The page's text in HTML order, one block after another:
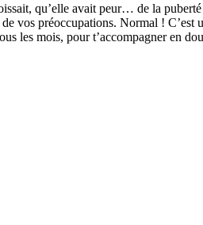
qu’elle avait peur… de la puberté
vos préoccupations. Normal ! C’est
les mois, pour t’accompagner en